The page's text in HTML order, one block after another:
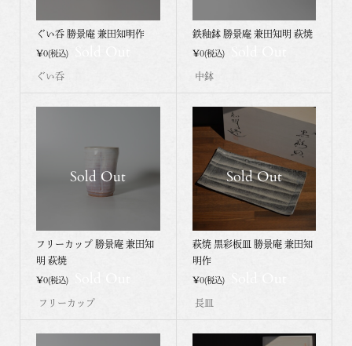
ぐい呑 勝景庵 兼田知明作
¥0(税込)
ぐい呑
鉄釉鉢 勝景庵 兼田知明 萩焼
¥0(税込)
中鉢
Sold Out
フリーカップ 勝景庵 兼田知
明 萩焼
¥0(税込)
フリーカップ
Sold Out
萩焼 黒彩板皿 勝景庵 兼田知
明作
¥0(税込)
長皿